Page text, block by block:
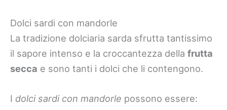
Dolci sardi con mandorle
La tradizione dolciaria sarda sfrutta tantissimo
il sapore intenso e la croccantezza della frutta
secca e sono tanti i dolci che li contengono.
I dolci sardi con mandorle possono essere: